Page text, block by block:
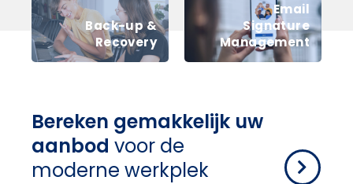
Back-up &
Recovery
Email
Signature
Management
Bereken gemakkelijk uw
aanbod voor de
moderne werkplek